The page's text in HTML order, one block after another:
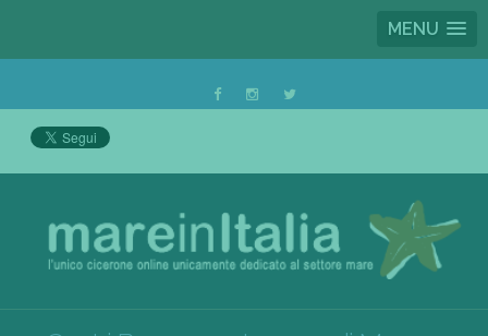
MENU